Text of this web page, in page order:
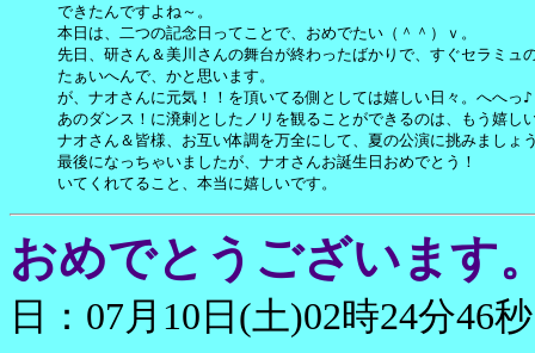
できたんですよね～。
本日は、二つの記念日ってことで、おめでたい（＾＾）ｖ。
先日、研さん＆美川さんの舞台が終わったばかりで、すぐセラミュ
たぁいへんで、かと思います。
が、ナオさんに元気！！を頂いてる側としては嬉しい日々。へへっ♪
あのダンス！に溌剌としたノリを観ることができるのは、もう嬉し
ナオさん＆皆様、お互い体調を万全にして、夏の公演に挑みましょ
最後になっちゃいましたが、ナオさんお誕生日おめでとう！
いてくれてること、本当に嬉しいです。
おめでとうございます
日：07月10日(土)02時24分46秒